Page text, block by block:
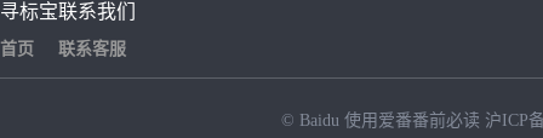
寻标宝
首页
联系我们
联系客服
© Baidu 使用爱番番前必读 沪ICP